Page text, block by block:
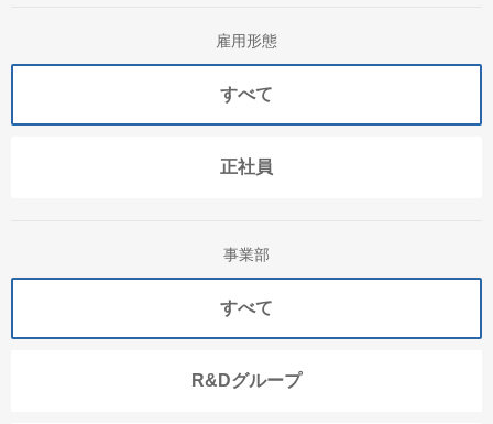
雇用形態
すべて
正社員
事業部
すべて
R&Dグループ